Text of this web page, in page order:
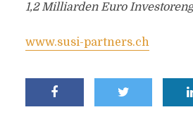
1,2 Milliarden Euro
www.susi-partners.ch